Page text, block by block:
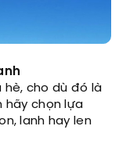
cho dù đó là
hãy chọn lựa
lanh hay len